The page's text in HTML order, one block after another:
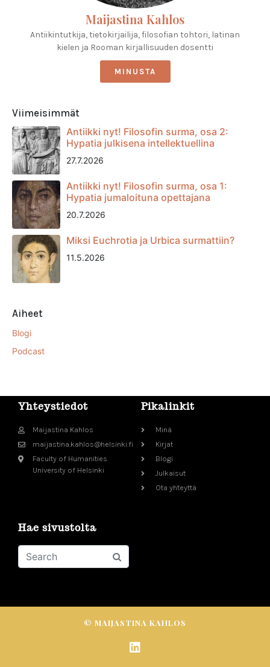
Maijastina Kahlos
Antiikintutkija, tietokirjailija, filosofian tohtori, latinan
kielen ja Rooman kirjallisuuden dosentti
MINUSTA
Viimeisimmät
Antiikki nyt! Filosofin surma, osa 2:
Hypatia julkisena intellektuellina
27.7.2026
Antiikki nyt! Filosofin surma, osa 1:
Hypatia jumaloituna opettajana
20.7.2026
Miksi Euchrotia ja Urbica surmattiin?
11.5.2026
Aiheet
Blogi
Podcast
Yhteystiedot
Maijastina Kahlos
maijastina.kahlos@helsinki.fi
Faculty of Humanities
University of Helsinki
Pikalinkit
Minä
Kirjat
Blogi
Julkaisut
Ota yhteyttä
Hae sivustolta
© MAIJASTINA KAHLOS